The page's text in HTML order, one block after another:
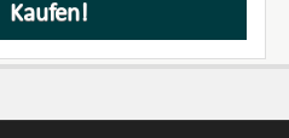
Kaufen!